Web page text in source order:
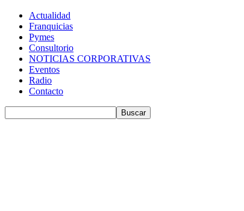
Actualidad
Franquicias
Pymes
Consultorio
NOTICIAS CORPORATIVAS
Eventos
Radio
Contacto